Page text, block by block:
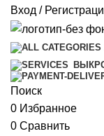
Вход /
Поиск
0 Избранное
0 Сравнить